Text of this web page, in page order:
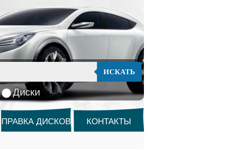
ИСКАТЬ
Диски
ПРАВКА ДИСКОВ КОНТАКТЫ